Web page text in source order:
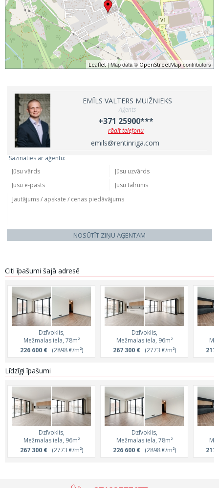
Leaflet| Map data © OpenStreetMapcontributors
EMĪLS VALTERS MUIŽNIEKS
Aģents
+371 25900***
rādīt telefonu
emils@rentinriga.com
Sazināties ar aģentu:
NOSŪTĪT ZIŅU AĢENTAM
Citi īpašumi šajā adresē
Dzīvoklis,
Mežmalas iela, 78m²
226 600 €(2898 €/m²)
Dzīvoklis,
Mežmalas iela, 96m²
267 300 €(2773 €/m²)
217
Līdzīgi īpašumi
Dzīvoklis,
Mežmalas iela, 96m²
267 300 €(2773 €/m²)
Dzīvoklis,
Mežmalas iela, 78m²
226 600 €(2898 €/m²)
217